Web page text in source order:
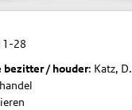
28
bezitter / houder: Katz, D.